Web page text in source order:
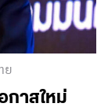
ย
กาสใหม่